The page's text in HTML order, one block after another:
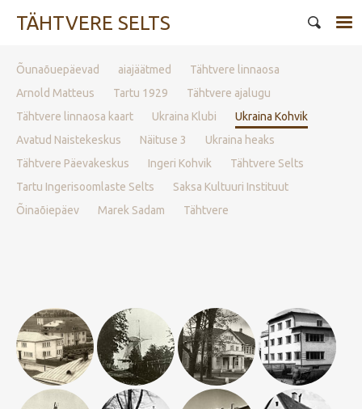
TÄHTVERE SELTS
Õunaõuepäevad aiajäätmed
Tähtvere linnaosa
Arnold Matteus
Tartu 1929
Tähtvere ajalugu
Tähtvere linnaosa kaart
Ukraina Klubi
Ukraina Kohvik
Avatud Naistekeskus
Näituse 3
Ukraina heaks
Tähtvere Päevakeskus
Ingeri Kohvik
Tähtvere Selts
Tartu Ingerisoomlaste Selts
Saksa Kultuuri Instituut
Õinaõiepäev
Marek Sadam Tähtvere